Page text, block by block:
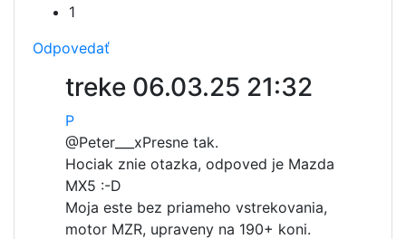
1
Odpovedať
treke 06.03.25 21:32
P
@Peter___xPresne tak.
Hociak znie otazka, odpoved je Mazda
MX5 :-D
Moja este bez priameho vstrekovania,
motor MZR, upraveny na 190+ koni.